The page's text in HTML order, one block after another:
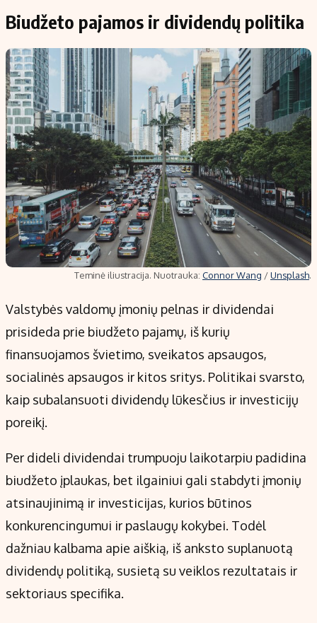
Biudžeto pajamos ir dividendų politika
Teminė iliustracija. Nuotrauka: Connor Wang /Unsplash.
Valstybės valdomų įmonių pelnas ir dividendai
prisideda prie biudžeto pajamų, iš kurių
finansuojamos švietimo, sveikatos apsaugos,
socialinės apsaugos ir kitos sritys. Politikai svarsto,
kaip subalansuoti dividendų lūkesčius ir investicijų
poreikį.
Per dideli dividendai trumpuoju laikotarpiu padidina
biudžeto įplaukas, bet ilgainiui gali stabdyti įmonių
atsinaujinimą ir investicijas, kurios būtinos
konkurencingumui ir paslaugų kokybei. Todėl
dažniau kalbama apie aiškią, iš anksto suplanuotą
dividendų politiką, susietą su veiklos rezultatais ir
sektoriaus specifika.